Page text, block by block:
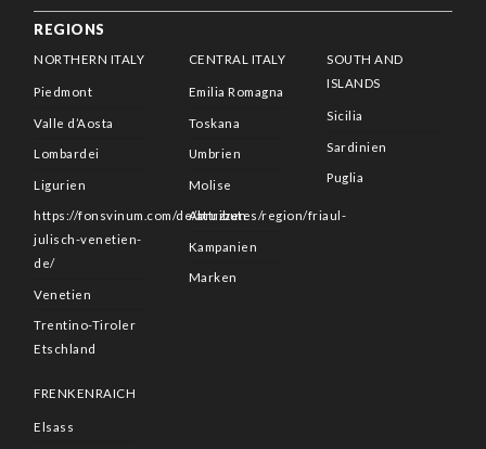
REGIONS
NORTHERN ITALY
Piedmont
Valle d’Aosta
Lombardei
Ligurien
https://fonsvinum.com/de/attributes/region/friaul-
julisch-venetien-
de/
Venetien
Trentino-Tiroler
Etschland
CENTRAL ITALY
Emilia Romagna
Toskana
Umbrien
Molise
Abruzzen
Kampanien
Marken
SOUTH AND
ISLANDS
Sicilia
Sardinien
Puglia
FRENKENRAICH
Elsass